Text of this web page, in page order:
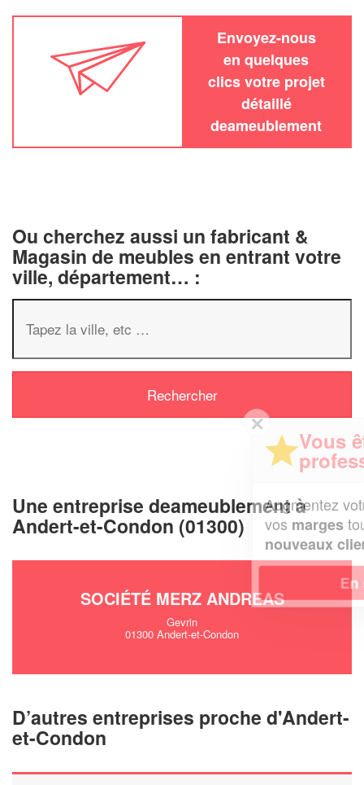
Envoyez-nous
en quelques
clics votre projet
détaillé
deameublement
Ou cherchez aussi un fabricant &
Magasin de meubles en entrant votre
ville, département… :
Une entreprise deameublement à
Andert-et-Condon (01300)
SOCIÉTÉ MERZ ANDREAS
Gevrin
01300 Andert-et-Condon
D’autres entreprises proche d'Andert-
et-Condon
✕
professionnel ?
Augmentez votrechiffre d'affaireset
vosmargestout en gagnant de
nouveaux clients